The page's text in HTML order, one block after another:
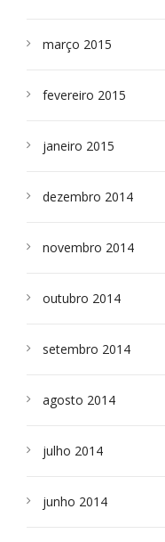
março 2015
fevereiro 2015
janeiro 2015
dezembro 2014
novembro 2014
outubro 2014
setembro 2014
agosto 2014
julho 2014
junho 2014